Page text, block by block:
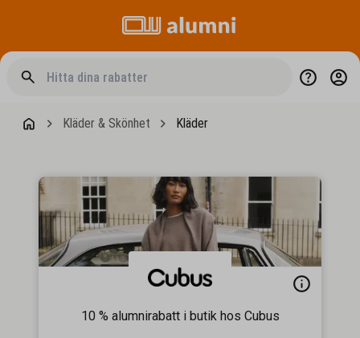
Kläder & Skönhet Kläder
10 % alumnirabatt i butik hos Cubus